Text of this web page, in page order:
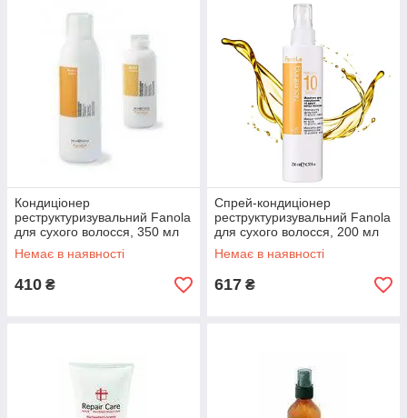
Кондиціонер
реструктуризувальний Fanola
для сухого волосся, 350 мл
Немає в наявності
410 ₴
Спрей-кондиціонер
реструктуризувальний Fanola
для сухого волосся, 200 мл
Немає в наявності
617 ₴